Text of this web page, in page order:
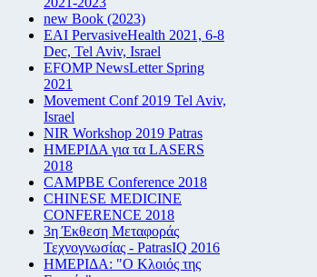
new Book (2023)
EAI PervasiveHealth 2021, 6-8
Dec, Tel Aviv, Israel
EFOMP NewsLetter Spring
2021
Movement Conf 2019 Tel Aviv,
Israel
NIR Workshop 2019 Patras
ΗΜΕΡΙΔΑ για τα LASERS
2018
CAMPBE Conference 2018
CHINESE MEDICINE
CONFERENCE 2018
3η Έκθεση Μεταφοράς
Τεχνογνωσίας - PatrasIQ 2016
ΗΜΕΡΙΔΑ: "Ο Κλοιός της